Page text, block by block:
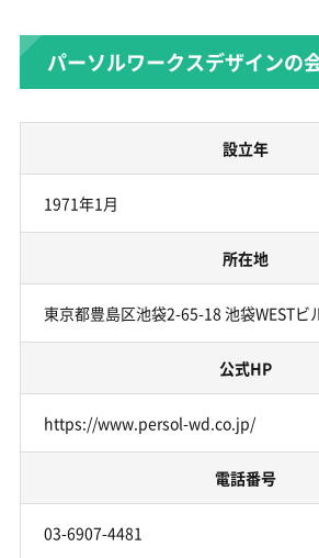
パーソルワークスデザインの
設立年
1971年1月
所在地
東京都豊島区池袋2-65-18 池袋WESTビ
公式HP
https://www.persol-wd.co.jp/
電話番号
03-6907-4481